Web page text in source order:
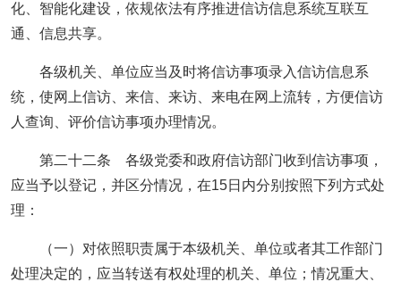
化、智能化建设，依规依法有序推进信访信息系统互联互
通、信息共享。
各级机关、单位应当及时将信访事项录入信访信息系
统，使网上信访、来信、来访、来电在网上流转，方便信访
人查询、评价信访事项办理情况。
第二十二条 各级党委和政府信访部门收到信访事项，
应当予以登记，并区分情况，在15日内分别按照下列方式处
理：
（一）对依照职责属于本级机关、单位或者其工作部门
处理决定的，应当转送有权处理的机关、单位；情况重大、